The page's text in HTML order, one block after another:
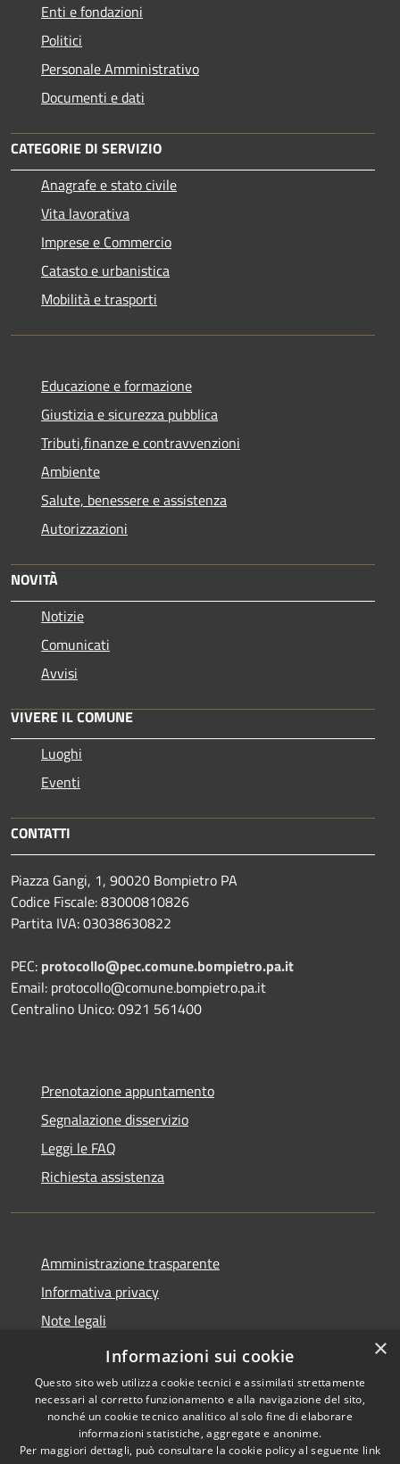
Enti e fondazioni
Politici
Personale Amministrativo
Documenti e dati
CATEGORIE DI SERVIZIO
Anagrafe e stato civile
Vita lavorativa
Imprese e Commercio
Catasto e urbanistica
Mobilità e trasporti
Educazione e formazione
Giustizia e sicurezza pubblica
Tributi,finanze e contravvenzioni
Ambiente
Salute, benessere e assistenza
Autorizzazioni
NOVITÀ
Notizie
Comunicati
Avvisi
VIVERE IL COMUNE
Luoghi
Eventi
CONTATTI
Piazza Gangi, 1, 90020 Bompietro PA
Codice Fiscale: 83000810826
Partita IVA: 03038630822
PEC: protocollo@pec.comune.bompietro.pa.it
Email: protocollo@comune.bompietro.pa.it
Centralino Unico: 0921 561400
Prenotazione appuntamento
Segnalazione disservizio
Leggi le FAQ
Richiesta assistenza
Amministrazione trasparente
Informativa privacy
Note legali
Dichiarazione di accessibilità
Copyright © 2026 • Comune di
Bompietro • Powered by
×
Informazioni sui cookie
Questo sito web utilizza cookie tecnici e assimilati strettamente
necessari al corretto funzionamento e alla navigazione del sito,
nonché un cookie tecnico analitico al solo fine di elaborare
informazioni statistiche, aggregate e anonime.
Per maggiori dettagli, può consultare la cookie policy al seguente link